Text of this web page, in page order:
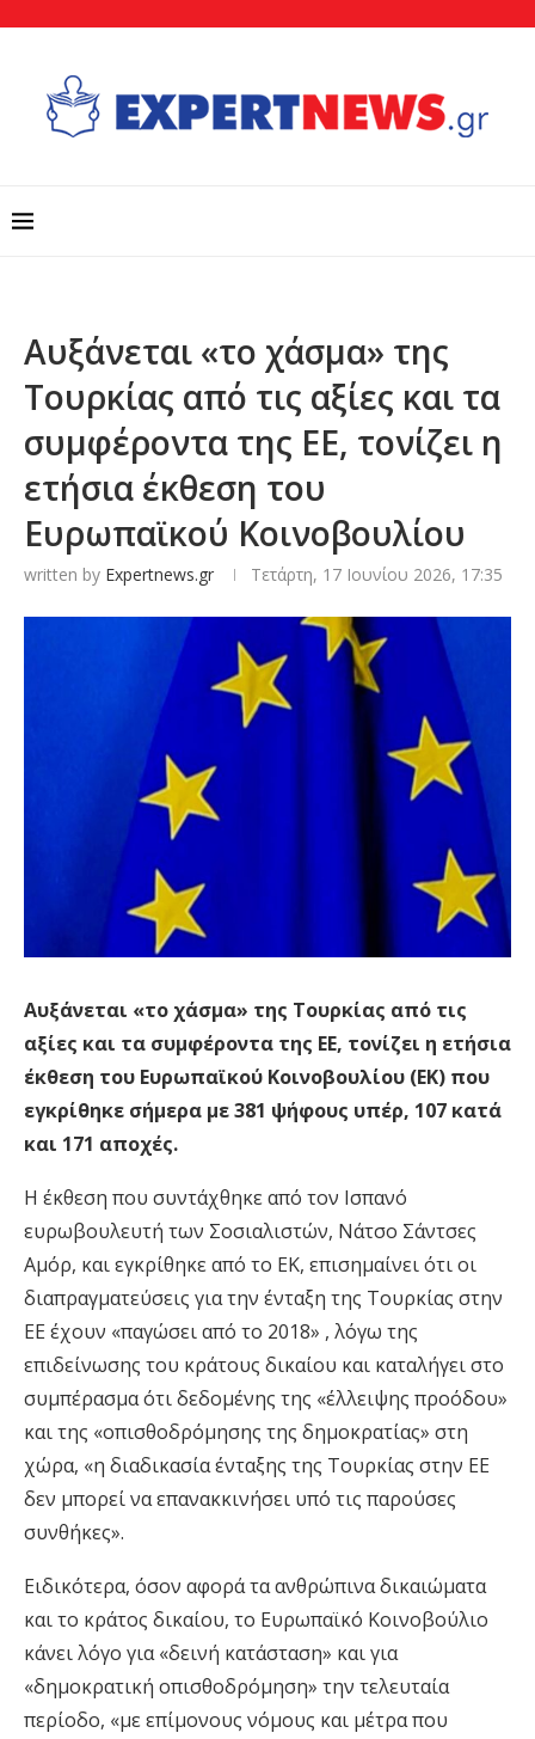
Αυξάνεται «το χάσμα» της
Τουρκίας από τις αξίες και τα
συμφέροντα της ΕΕ, τονίζει η
ετήσια έκθεση του
Ευρωπαϊκού Κοινοβουλίου
written by Expertnews.gr Τετάρτη, 17 Ιουνίου 2026, 17:35
Αυξάνεται «το χάσμα» της Τουρκίας από τις
αξίες και τα συμφέροντα της ΕΕ, τονίζει η ετήσια
έκθεση του Ευρωπαϊκού Κοινοβουλίου (ΕΚ) που
εγκρίθηκε σήμερα με 381 ψήφους υπέρ, 107 κατά
και 171 αποχές.
Η έκθεση που συντάχθηκε από τον Ισπανό
ευρωβουλευτή των Σοσιαλιστών, Νάτσο Σάντσες
Αμόρ, και εγκρίθηκε από το ΕΚ, επισημαίνει ότι οι
διαπραγματεύσεις για την ένταξη της Τουρκίας στην
ΕΕ έχουν «παγώσει από το 2018» , λόγω της
επιδείνωσης του κράτους δικαίου και καταλήγει στο
συμπέρασμα ότι δεδομένης της «έλλειψης προόδου»
και της «οπισθοδρόμησης της δημοκρατίας» στη
χώρα, «η διαδικασία ένταξης της Τουρκίας στην ΕΕ
δεν μπορεί να επανακκινήσει υπό τις παρούσες
συνθήκες».
Ειδικότερα, όσον αφορά τα ανθρώπινα δικαιώματα
και το κράτος δικαίου, το Ευρωπαϊκό Κοινοβούλιο
κάνει λόγο για «δεινή κατάσταση» και για
«δημοκρατική οπισθοδρόμηση» την τελευταία
περίοδο, «με επίμονους νόμους και μέτρα που